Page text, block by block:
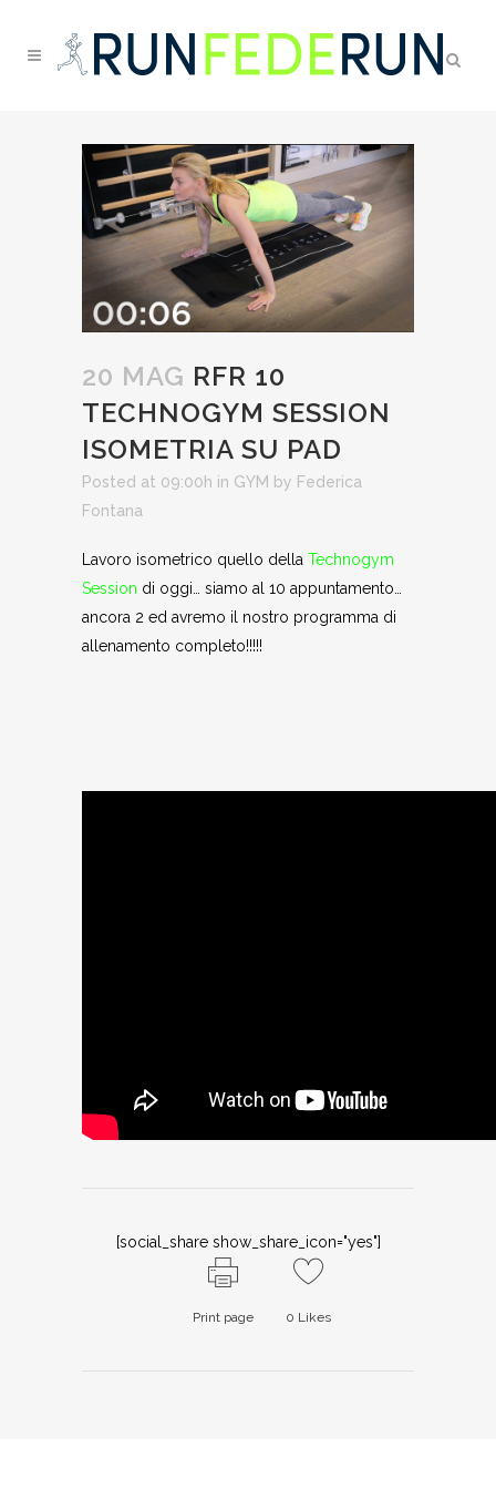
20 MAG RFR 10
TECHNOGYM SESSION
ISOMETRIA SU PAD
Posted at 09:00h in GYM by Federica
Fontana
Lavoro isometrico quello della Technogym
Session di oggi… siamo al 10 appuntamento…
ancora 2 ed avremo il nostro programma di
allenamento completo!!!!!
[social_share show_share_icon="yes"]
Print page 0 Likes